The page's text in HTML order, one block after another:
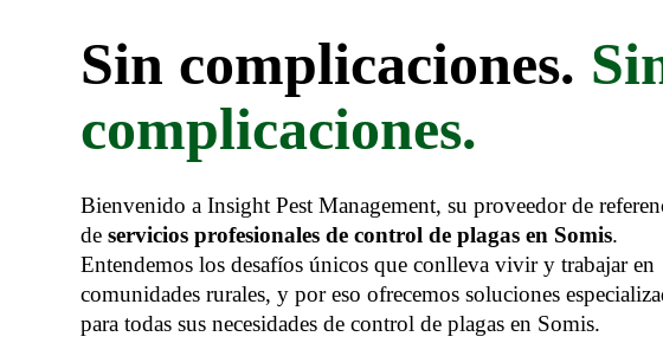
Sin complicaciones.
complicaciones.
Bienvenido a Insight Pest Management, su proveedor de
de servicios profesionales de control de plagas en Somis.
Entendemos los desafíos únicos que conlleva vivir y trabajar en
comunidades rurales, y por eso ofrecemos soluciones
para todas sus necesidades de control de plagas en Somis.